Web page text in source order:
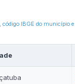
código IBGE do município